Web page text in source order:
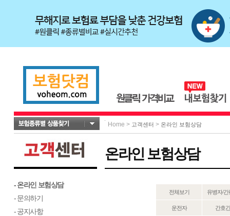
Home > 고객센터 > 온라인 보험상담
- 온라인 보험상담
- 문의하기
- 공지사항
온라인 보험상담
전체보기 유병자/간
운전자 간호